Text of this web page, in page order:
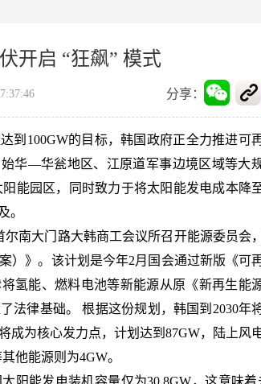
开启 “狂飙” 模式
分享：
到100GW的目标，韩国政府正全力推进可
华—华瓮地区、江原道军事边境区域等大
能园区，同时致力于将太阳能发电成本降
。
尔南大门路大韩商工会议所召开能源委员会
）》。该计划是今年2月国会通过新版《可
能、燃料电池等新能源从原《新再生能源
法律基础。 根据这份规划，韩国到2030年
成为核心发力点，计划达到87GW，陆上风
他能源则为4GW。
阳能发电装机容量仅为30.8GW，这意味着